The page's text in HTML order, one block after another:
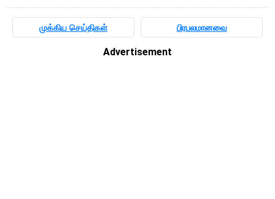
முக்கிய செய்திகள் பிரபலமானவை
Advertisement